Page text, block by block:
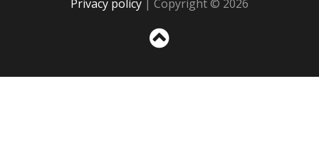
Privacy policy | Copyright © 2026